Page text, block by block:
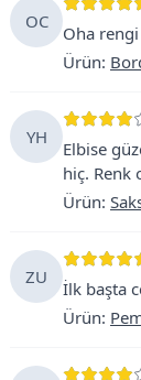
OC
Oha
Ürün:
YH
Elbise
hiç. Renk
Ürün:
ZU
İlk başta
Ürün: